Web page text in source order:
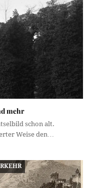
mehr
schon alt.
Weise den…